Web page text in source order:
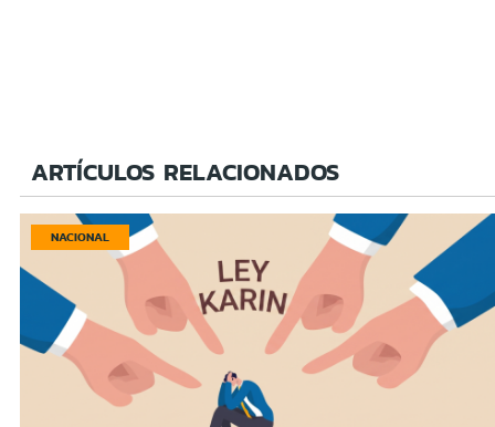
ARTÍCULOS RELACIONADOS
NACIONAL